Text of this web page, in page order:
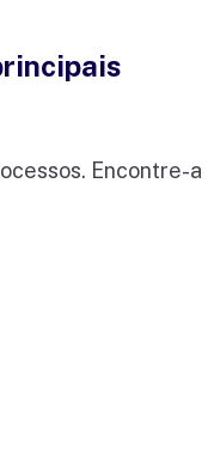
Encontre-a